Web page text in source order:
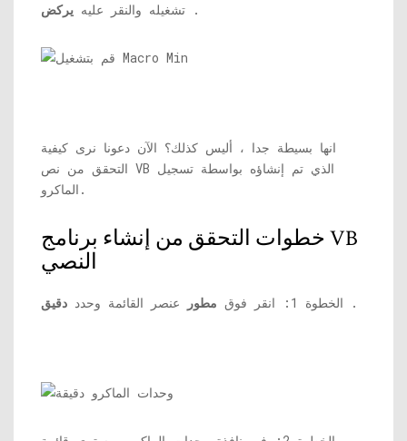
تشغيله والنقر عليه يركض .
انها بسيطة جدا ، أليس كذلك؟ الآن دعونا نرى كيفية
التحقق من نص VB الذي تم إنشاؤه بواسطة تسجيل
الماكرو.
خطوات التحقق من إنشاء برنامج VB
النصي
الخطوة 1: انقر فوق مطور عنصر القائمة وحدد دقيق .